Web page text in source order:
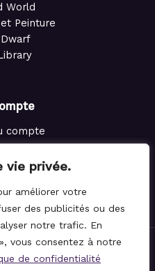
vie privée.
améliorer votre
des publicités ou des
notre trafic. En
vous consentez à notre
de confidentialité
World
Peinture
compte
Dés.